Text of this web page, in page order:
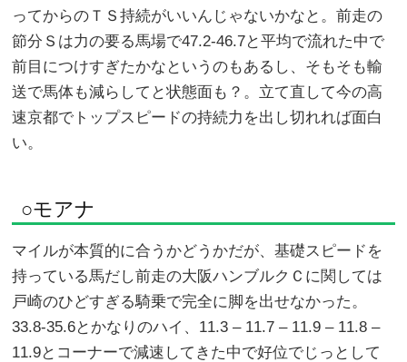
ってからのＴＳ持続がいいんじゃないかなと。前走の
節分Ｓは力の要る馬場で47.2-46.7と平均で流れた中で
前目につけすぎたかなというのもあるし、そもそも輸
送で馬体も減らしてと状態面も？。立て直して今の高
速京都でトップスピードの持続力を出し切れれば面白
い。
○モアナ
マイルが本質的に合うかどうかだが、基礎スピードを
持っている馬だし前走の大阪ハンブルクＣに関しては
戸崎のひどすぎる騎乗で完全に脚を出せなかった。
33.8-35.6とかなりのハイ、11.3 – 11.7 – 11.9 – 11.8 –
11.9とコーナーで減速してきた中で好位でじっとして